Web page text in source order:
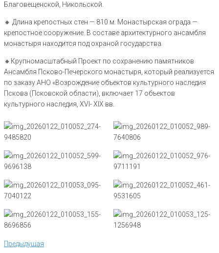
Благовещенской, Никольской.
🔸️ Длина крепостных стен — 810 м. Монастырская ограда —
крепостное сооружение. В составе архитектурного ансамбля
монастыря находится под охраной государства.
🔸️Крупномасштабный Проект по сохранению памятников
Ансамбля Псково-Печерского монастыря, который реализуется
по заказу АНО «Возрождение объектов культурного наследия
Пскова (Псковской области), включает 17 объектов
культурного наследия, XVI- XIX вв.
Навигация
по
Предыдущая
Предыдущая